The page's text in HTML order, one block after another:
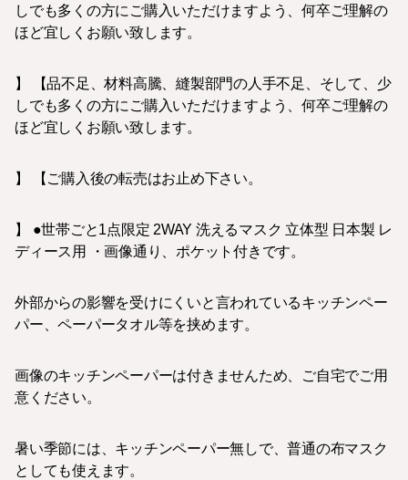
しでも多くの方にご購入いただけますよう、何卒ご理解の
ほど宜しくお願い致します。
】 【品不足、材料高騰、縫製部門の人手不足、そして、少
しでも多くの方にご購入いただけますよう、何卒ご理解の
ほど宜しくお願い致します。
】 【ご購入後の転売はお止め下さい。
】 ●世帯ごと1点限定 2WAY 洗えるマスク 立体型 日本製 レ
ディース用 ・画像通り、ポケット付きです。
外部からの影響を受けにくいと言われているキッチンペー
パー、ペーパータオル等を挟めます。
画像のキッチンペーパーは付きませんため、ご自宅でご用
意ください。
暑い季節には、キッチンペーパー無しで、普通の布マスク
としても使えます。